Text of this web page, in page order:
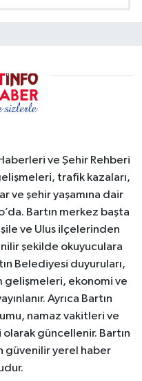
ve Şehir Rehberi
trafik kazaları,
ve şehir yaşamına dair
Bartın merkez başta
ve Ulus ilçelerinden
şekilde okuyuculara
Belediyesi duyuruları,
gelişmeleri, ekonomi ve
Ayrıca Bartın
namaz vakitleri ve
güncellenir. Bartın
güvenilir yerel haber